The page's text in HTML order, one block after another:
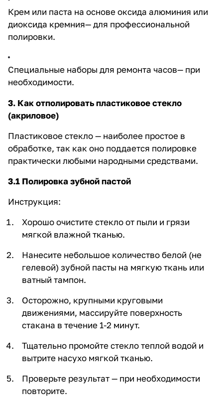
Крем или паста на основе оксида алюминия или
диоксида кремния— для профессиональной
полировки.
Специальные наборы для ремонта часов— при
необходимости.
3. Как отполировать пластиковое стекло
(акриловое)
Пластиковое стекло — наиболее простое в
обработке, так как оно поддается полировке
практически любыми народными средствами.
3.1 Полировка зубной пастой
Инструкция:
Хорошо очистите стекло от пыли и грязи
мягкой влажной тканью.
Нанесите небольшое количество белой (не
гелевой) зубной пасты на мягкую ткань или
ватный тампон.
Осторожно, крупными круговыми
движениями, массируйте поверхность
стакана в течение 1-2 минут.
Тщательно промойте стекло теплой водой и
вытрите насухо мягкой тканью.
Проверьте результат — при необходимости
повторите.